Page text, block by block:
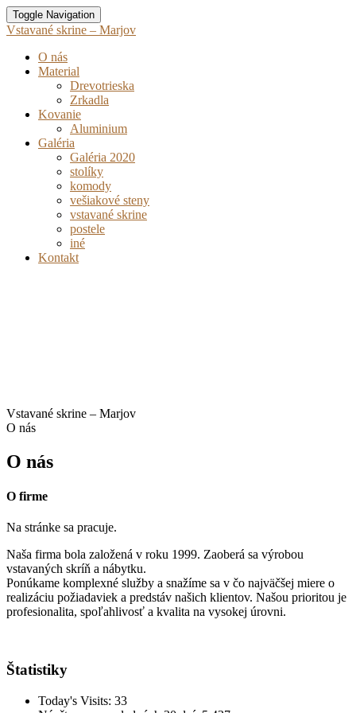
Toggle Navigation
Vstavané skrine – Marjov
O nás
Material
Drevotrieska
Zrkadla
Kovanie
Aluminium
Galéria
Galéria 2020
stolíky
komody
vešiakové steny
vstavané skrine
postele
iné
Kontakt
Vstavané skrine – Marjov
O nás
O nás
O firme
Na stránke sa pracuje.
Naša firma bola založená v roku 1999. Zaoberá sa výrobou
vstavaných skríň a nábytku.
Ponúkame komplexné služby a snažíme sa v čo najväčšej miere o
realizáciu požiadaviek a predstáv našich klientov. Našou prioritou je
profesionalita, spoľahlivosť a kvalita na vysokej úrovni.
Štatistiky
Today's Visits: 33